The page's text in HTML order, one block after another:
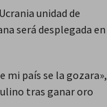
unidad de
será desplegada en
mi país se la gozara»,
tras ganar oro